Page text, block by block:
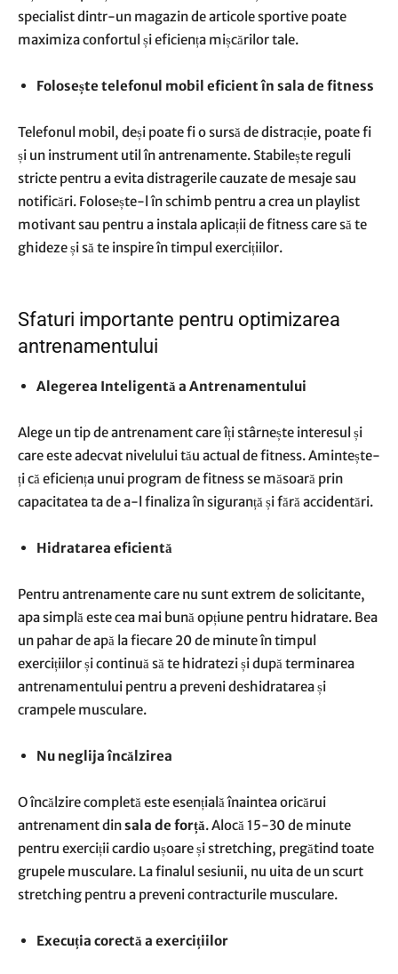
specialist dintr-un magazin de articole sportive poate
maximiza confortul și eficiența mișcărilor tale.
Folosește telefonul mobil eficient în sala de fitness
Telefonul mobil, deși poate fi o sursă de distracție, poate fi
și un instrument util în antrenamente. Stabilește reguli
stricte pentru a evita distragerile cauzate de mesaje sau
notificări. Folosește-l în schimb pentru a crea un playlist
motivant sau pentru a instala aplicații de fitness care să te
ghideze și să te inspire în timpul exercițiilor.
Sfaturi importante pentru optimizarea
antrenamentului
Alegerea Inteligentă a Antrenamentului
Alege un tip de antrenament care îți stârnește interesul și
care este adecvat nivelului tău actual de fitness. Amintește-
ți că eficiența unui program de fitness se măsoară prin
capacitatea ta de a-l finaliza în siguranță și fără accidentări.
Hidratarea eficientă
Pentru antrenamente care nu sunt extrem de solicitante,
apa simplă este cea mai bună opțiune pentru hidratare. Bea
un pahar de apă la fiecare 20 de minute în timpul
exercițiilor și continuă să te hidratezi și după terminarea
antrenamentului pentru a preveni deshidratarea și
crampele musculare.
Nu neglija încălzirea
O încălzire completă este esențială înaintea oricărui
antrenament dinsala de forță. Alocă 15-30 de minute
pentru exerciții cardio ușoare și stretching, pregătind toate
grupele musculare. La finalul sesiunii, nu uita de un scurt
stretching pentru a preveni contracturile musculare.
Execuția corectă a exercițiilor